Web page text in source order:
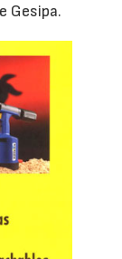
Gesipa.